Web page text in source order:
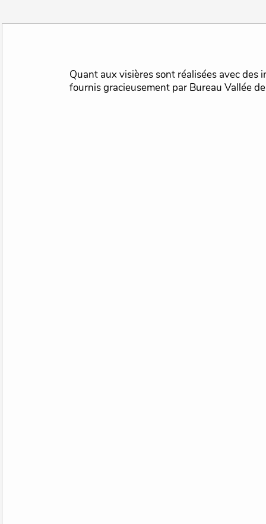
Quant aux visières sont réalisées avec des intercalaires plastiques
fournis gracieusement par Bureau Vallée